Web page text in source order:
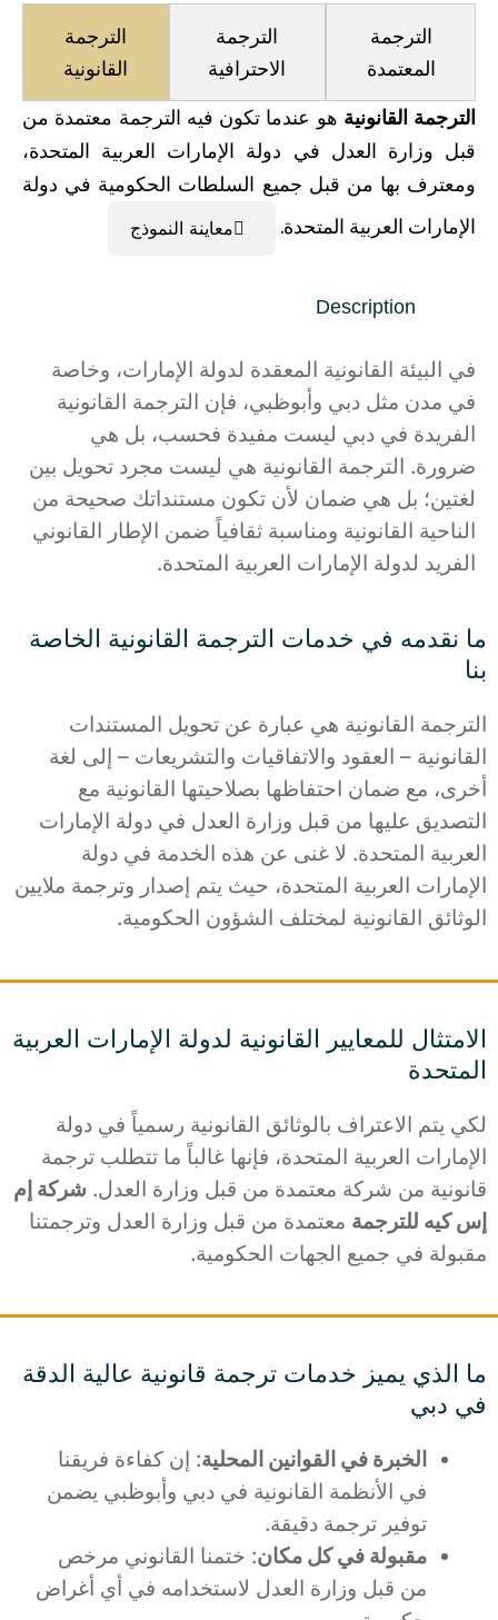
الترجمة
المعتمدة
الترجمة
الاحترافية
الترجمة
القانونية
الترجمة القانونية هو عندما تكون فيه الترجمة معتمدة من
قبل وزارة العدل في دولة الإمارات العربية المتحدة،
ومعترف بها من قبل جميع السلطات الحكومية في دولة
الإمارات العربية المتحدة.
معاينة النموذج
Description
في البيئة القانونية المعقدة لدولة الإمارات، وخاصة
في مدن مثل دبي وأبوظبي، فإن الترجمة القانونية
الفريدة في دبي ليست مفيدة فحسب، بل هي
ضرورة. الترجمة القانونية هي ليست مجرد تحويل بين
لغتين؛ بل هي ضمان لأن تكون مستنداتك صحيحة من
الناحية القانونية ومناسبة ثقافياً ضمن الإطار القانوني
الفريد لدولة الإمارات العربية المتحدة.
ما نقدمه في خدمات الترجمة القانونية الخاصة
بنا
الترجمة القانونية هي عبارة عن تحويل المستندات
القانونية – العقود والاتفاقيات والتشريعات – إلى لغة
أخرى، مع ضمان احتفاظها بصلاحيتها القانونية مع
التصديق عليها من قبل وزارة العدل في دولة الإمارات
العربية المتحدة. لا غنى عن هذه الخدمة في دولة
الإمارات العربية المتحدة، حيث يتم إصدار وترجمة ملايين
الوثائق القانونية لمختلف الشؤون الحكومية.
الامتثال للمعايير القانونية لدولة الإمارات العربية
المتحدة
لكي يتم الاعتراف بالوثائق القانونية رسمياً في دولة
الإمارات العربية المتحدة، فإنها غالباً ما تتطلب ترجمة
قانونية من شركة معتمدة من قبل وزارة العدل. شركة إم
إس كيه للترجمة معتمدة من قبل وزارة العدل وترجمتنا
مقبولة في جميع الجهات الحكومية.
ما الذي يميز خدمات ترجمة قانونية عالية الدقة
في دبي
الخبرة في القوانين المحلية: إن كفاءة فريقنا
في الأنظمة القانونية في دبي وأبوظبي يضمن
توفير ترجمة دقيقة.
مقبولة في كل مكان: ختمنا القانوني مرخص
من قبل وزارة العدل لاستخدامه في أي أغراض